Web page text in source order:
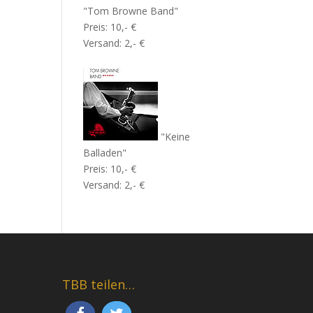
"Tom Browne Band"
Preis: 10,- €
Versand: 2,- €
"Keine
Balladen"
Preis: 10,- €
Versand: 2,- €
TBB teilen…